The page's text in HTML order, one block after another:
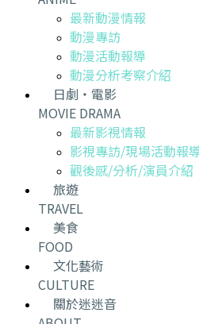
最新動漫情報
動漫專訪
動漫活動報導
動漫分析考察介紹
日劇・電影
MOVIE DRAMA
最新影視情報
影視專訪/現場活動報
觀後感/分析/演員介紹
旅遊
TRAVEL
美食
FOOD
文化藝術
CULTURE
關於迷迷音